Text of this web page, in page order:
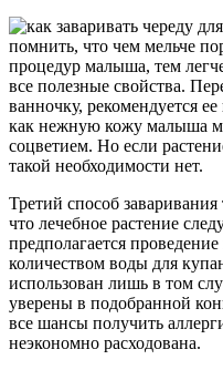
помнить, что чем мельче
процедур малыша, тем
все полезные свойства.
ванночку, рекомендуется
как нежную кожу малыша
соцветием. Но если
такой необходимости нет.
Третий способ
что лечебное растение
предполагается
количеством воды для
использован лишь в том
уверены в подобранной
все шансы получить
неэкономно расходована.